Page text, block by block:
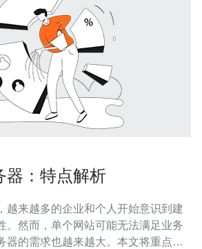
器：特点解析
越来越多的企业和个人开始意识到建
。然而，单个网站可能无法满足业务
器的需求也越来越大。本文将重点介